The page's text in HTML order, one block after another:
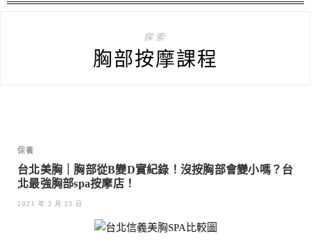
探索
胸部按摩課程
保養
台北美胸｜胸部從B變D實紀錄！沒按胸部會變小嗎？台
北最強胸部spa按摩店！
2021 年 3 月 23 日